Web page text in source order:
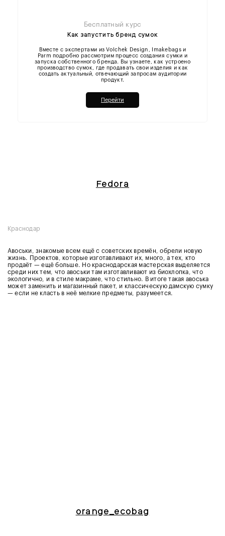
Бесплатный курс
Как запустить бренд сумок
Вместе с экспертами из Volchek Design, Imakebags и
Parm подробно рассмотрим процесс создания сумки и
запуска собственного бренда. Вы узнаете, как устроено
производство сумок, где продавать свои изделия и как
создать актуальный, отвечающий запросам аудитории
продукт.
Перейти
Fedora
Краснодар
Авоськи, знакомые всем ещё с советских времён, обрели новую
жизнь. Проектов, которые изготавливают их, много, а тех, кто
продаёт — ещё больше. Но краснодарская мастерская выделяется
среди них тем, что авоськи там изготавливают из биохлопка, что
экологично, и в стиле макраме, что стильно. В итоге такая авоська
может заменить и магазинный пакет, и классическую дамскую сумку
— если не класть в неё мелкие предметы, разумеется.
orange_ecobag